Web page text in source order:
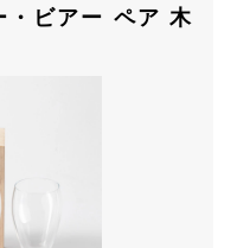
・ビアー ペア 木